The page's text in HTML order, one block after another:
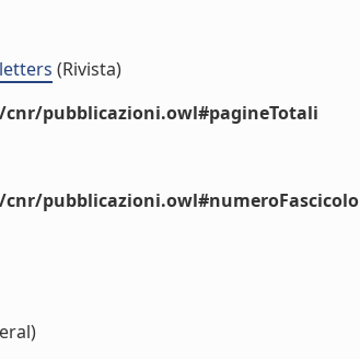
(Rivista)
pubblicazioni.owl#pagineTotali
pubblicazioni.owl#numeroFascicolo